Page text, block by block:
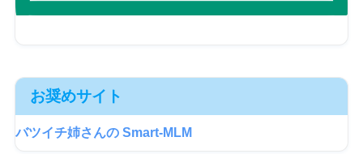
お奨めサイト
バツイチ姉さんの Smart-MLM